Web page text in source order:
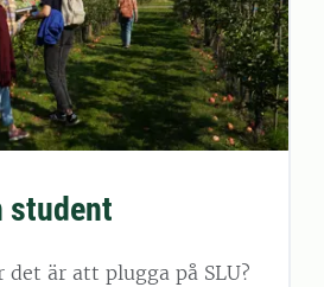
student
det är att plugga på SLU?